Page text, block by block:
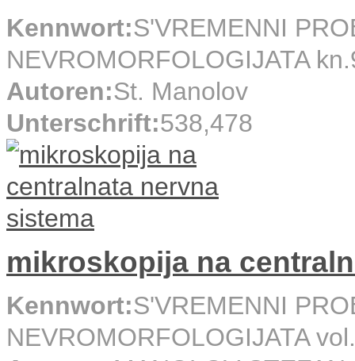
Kennwort:S'VREMENNI
NEVROMORFOLOGIJATA
Autoren:St. Manolov
Unterschrift:538,478
mikroskopija na
Kennwort:S'VREMENNI
NEVROMORFOLOGIJATA